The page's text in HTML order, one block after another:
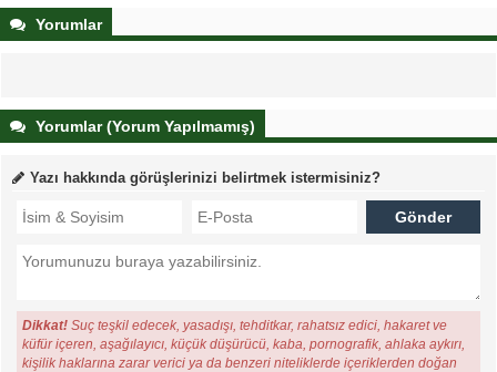
Yorumlar
Yorumlar (Yorum Yapılmamış)
Yazı hakkında görüşlerinizi belirtmek istermisiniz?
Dikkat! Suç teşkil edecek, yasadışı, tehditkar, rahatsız edici, hakaret ve
küfür içeren, aşağılayıcı, küçük düşürücü, kaba, pornografik, ahlaka aykırı,
kişilik haklarına zarar verici ya da benzeri niteliklerde içeriklerden doğan